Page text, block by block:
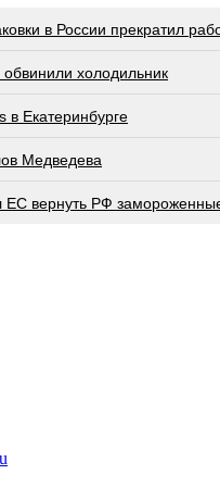
в России прекратил
холодильник
в Екатеринбурге
Медведева
вернуть РФ